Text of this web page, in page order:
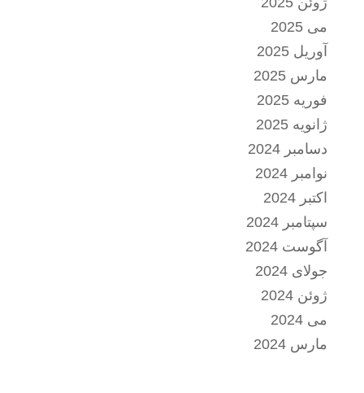
می 2025
آوریل 2025
مارس 2025
فوریه 2025
ژانویه 2025
دسامبر 2024
نوامبر 2024
اکتبر 2024
سپتامبر 2024
آگوست 2024
جولای 2024
ژوئن 2024
می 2024
مارس 2024